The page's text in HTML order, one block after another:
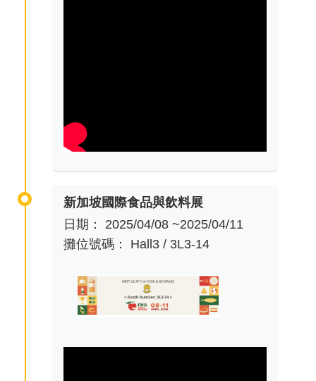
新加坡國際食品與飲料展
日期： 2025/04/08 ~2025/04/11
攤位號碼： Hall3 / 3L3-14